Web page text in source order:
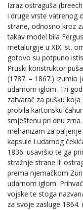
Izraz ostraguša
i druge vrste vatrenog
strane, odnosno kroz
takav model bila
metalurgije u XIX. st.
gotovo su potpuno
Pruski konstruktor
(1787. – 1867.) izumio
udarnom iglom. Tri
zatvarač za pušku
probila kartonsku
smještenu pri dnu
mehanizam za
kapsule i udarnog
1836. usavršio te ga
stražnje strane ili
prema njemačkom
udarnom iglom.
vojske te stoga
za svoje zasluge